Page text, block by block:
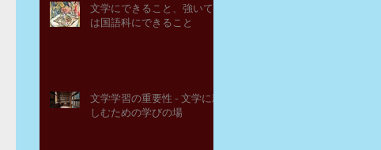
文学にできること、強いて
は国語科にできること
文学学習の重要性 - 文学に親
しむための学びの場